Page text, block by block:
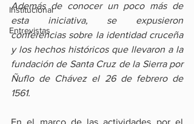
Institucional
Entrevistas
Además de conocer un poco más de
esta iniciativa, se expusieron
conferencias sobre la identidad cruceña
y los hechos históricos que llevaron a la
fundación de Santa Cruz de la Sierra por
Ñuflo de Chávez el 26 de febrero de
1561.